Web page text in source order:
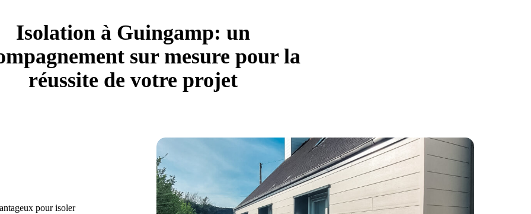
Isolation à Guingamp: un
sur mesure pour la
réussite de votre projet
pour isoler